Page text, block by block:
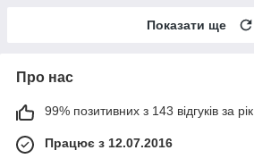
Показати ще
Про нас
99% позитивних з 143 відгуків за рік
Працює з 12.07.2016